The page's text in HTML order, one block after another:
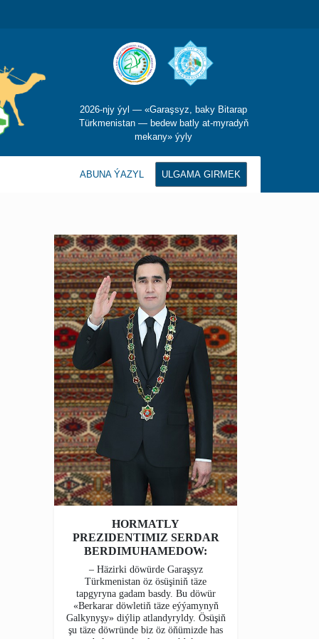
2026-njy ýyl — «Garaşsyz, baky Bitarap
Türkmenistan — bedew batly at-myradyň
mekany» ýyly
ABUNA ÝAZYL ULGAMA GIRMEK
HORMATLY
PREZIDENTIMIZ SERDAR
BERDIMUHAMEDOW:
– Häzirki döwürde Garaşsyz
Türkmenistan öz ösüşiniň täze
tapgyryna gadam basdy. Bu döwür
«Berkarar döwletiň täze eýýamynyň
Galkynyşy» diýlip atlandyryldy. Ösüşiň
şu täze döwründe biz öz öňümizde has